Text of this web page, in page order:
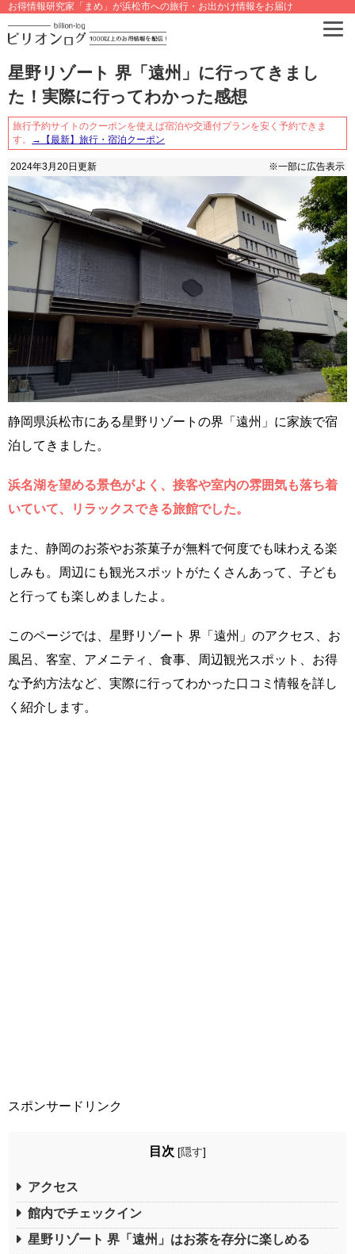
お得情報研究家「まめ」が浜松市への旅行・お出かけ情報をお届け
星野リゾート 界「遠州」に行ってきまし
た！実際に行ってわかった感想
旅行予約サイトのクーポンを使えば宿泊や交通付プランを安く予約できま
す。
→【最新】旅行・宿泊クーポン
2024年3月20日 更新 ※一部に広告表示
静岡県浜松市にある星野リゾートの界「遠州」に家族で宿
泊してきました。
浜名湖を望める景色がよく、接客や室内の雰囲気も落ち着
いていて、リラックスできる旅館でした。
また、静岡のお茶やお茶菓子が無料で何度でも味わえる楽
しみも。周辺にも観光スポットがたくさんあって、子ども
と行っても楽しめましたよ。
このページでは、星野リゾート 界「遠州」のアクセス、お
風呂、客室、アメニティ、食事、周辺観光スポット、お得
な予約方法など、実際に行ってわかった口コミ情報を詳し
く紹介します。
スポンサードリンク
目次 [隠す]
アクセス
館内でチェックイン
星野リゾート 界「遠州」はお茶を存分に楽しめる